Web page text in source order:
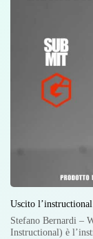
Uscito
Stefano Bernardi –
Instructional) è